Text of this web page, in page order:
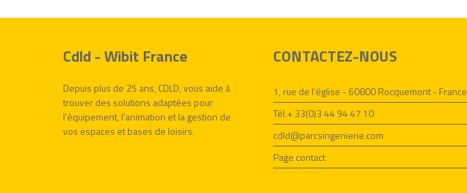
Cdld - Wibit France
Depuis plus de 25 ans, CDLD, vous aide à
trouver des solutions adaptées pour
l’équipement, l’animation et la gestion de
vos espaces et bases de loisirs.
CONTACTEZ-NOUS
1, rue de l’église - 60800 Rocquemont - France
Tél.+ 33(0)3 44 94 47 10
cdld@parcsingenierie.com
Page contact